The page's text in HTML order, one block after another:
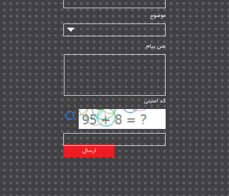
تامین مالی و سرمایه گذاری | ۳۲
ماشین آلات
مدیریت پروژه
مدیریت دانش
مدیریت سازمانی و عمومی | ۲
تأمین کالا | ۱۳
EPC | ۲۰
پیمانکاران بین المللی | ۸
اطلاعات انرژی کشورها | ۱۴
پروژه های خارجی | ۱۵
نقشه های نفت و گاز خارجی | ۱۰
شرکت های نفتی | ۱۴
موضوع
متن پیام
کد امنیتی